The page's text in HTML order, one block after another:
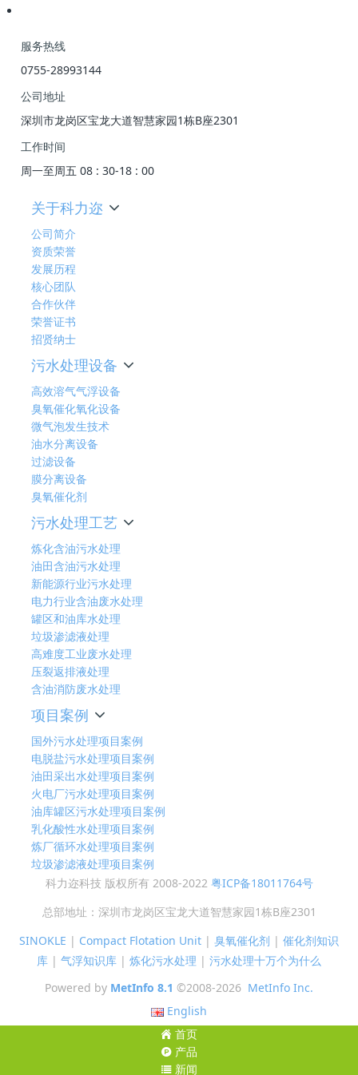
服务热线
0755-28993144
公司地址
深圳市龙岗区宝龙大道智慧家园1栋B座2301
工作时间
周一至周五 08 : 30-18 : 00
关于科力迩
公司简介
资质荣誉
发展历程
核心团队
合作伙伴
荣誉证书
招贤纳士
污水处理设备
高效溶气气浮设备
臭氧催化氧化设备
微气泡发生技术
油水分离设备
过滤设备
膜分离设备
臭氧催化剂
污水处理工艺
炼化含油污水处理
油田含油污水处理
新能源行业污水处理
电力行业含油废水处理
罐区和油库水处理
垃圾渗滤液处理
高难度工业废水处理
压裂返排液处理
含油消防废水处理
项目案例
国外污水处理项目案例
电脱盐污水处理项目案例
油田采出水处理项目案例
火电厂污水处理项目案例
油库罐区污水处理项目案例
乳化酸性水处理项目案例
炼厂循环水处理项目案例
垃圾渗滤液处理项目案例
科力迩科技 版权所有 2008-2022 粤ICP备18011764号
总部地址：深圳市龙岗区宝龙大道智慧家园1栋B座2301
SINOKLE | Compact Flotation Unit | 臭氧催化剂 | 催化剂知识
库 | 气浮知识库 | 炼化污水处理 | 污水处理十万个为什么
Powered by MetInfo 8.1 ©2008-2026 MetInfo Inc.
English
首页
产品
新闻